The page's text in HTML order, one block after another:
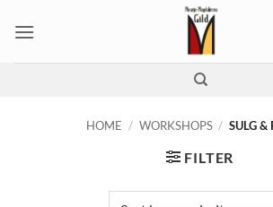
HOME / WORKSHOPS / SULG &
FILTER